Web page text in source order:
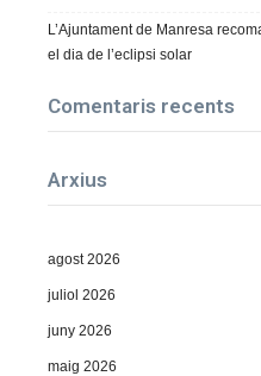
L’Ajuntament de Manresa
el dia de l’eclipsi solar
Comentaris recents
Arxius
agost 2026
juliol 2026
juny 2026
maig 2026